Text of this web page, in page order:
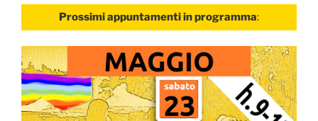
Prossimi appuntamenti in programma: